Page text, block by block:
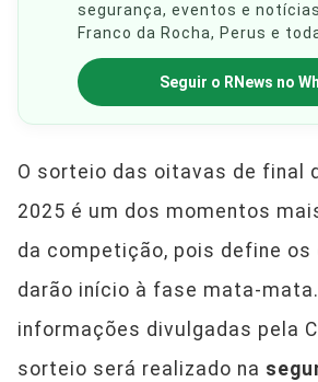
segurança, eventos e
Franco da Rocha, Perus e
Seguir o RNews no
O sorteio das oitavas de final
2025 é um dos momentos
da competição, pois define
darão início à fase mata-
informações divulgadas pela
sorteio será realizado na